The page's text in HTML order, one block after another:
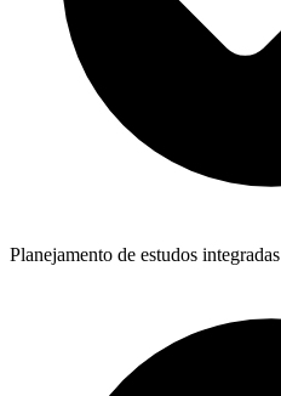
Planejamento de estudos integradas